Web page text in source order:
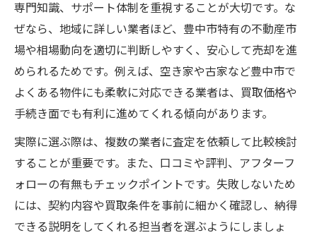
専門知識、サポート体制を重視することが大切です。な
ぜなら、地域に詳しい業者ほど、豊中市特有の不動産市
場や相場動向を適切に判断しやすく、安心して売却を進
められるためです。例えば、空き家や古家など豊中市で
よくある物件にも柔軟に対応できる業者は、買取価格や
手続き面でも有利に進めてくれる傾向があります。
実際に選ぶ際は、複数の業者に査定を依頼して比較検討
することが重要です。また、口コミや評判、アフターフ
ォローの有無もチェックポイントです。失敗しないため
には、契約内容や買取条件を事前に細かく確認し、納得
できる説明をしてくれる担当者を選ぶようにしましょ